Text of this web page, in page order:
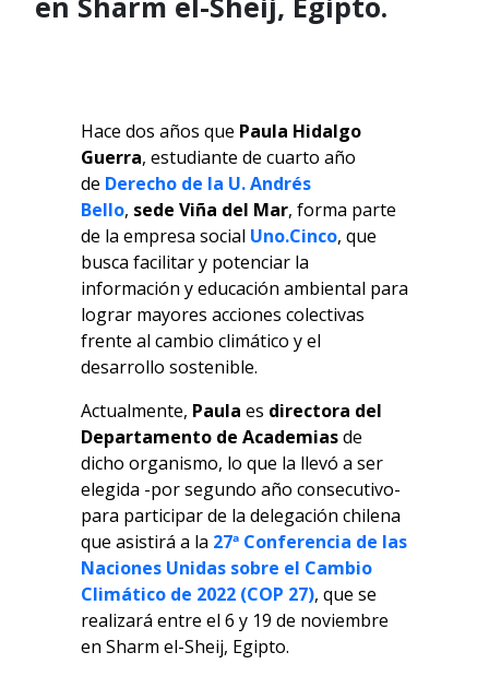
Hace dos años que Paula Hidalgo
Guerra, estudiante de cuarto año
de Derecho de la U. Andrés
Bello, sede Viña del Mar, forma parte
de la empresa social Uno.Cinco, que
busca facilitar y potenciar la
información y educación ambiental para
lograr mayores acciones colectivas
frente al cambio climático y el
desarrollo sostenible.
Actualmente, Paula es directora del
Departamento de Academiasde
dicho organismo, lo que la llevó a ser
elegida -por segundo año consecutivo-
para participar de la delegación chilena
que asistirá a la 27ª Conferencia de las
Naciones Unidas sobre el Cambio
Climático de 2022 (COP 27), que se
realizará entre el 6 y 19 de noviembre
en Sharm el-Sheij, Egipto.